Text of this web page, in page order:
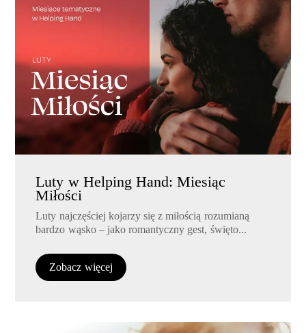
Luty w Helping Hand: Miesiąc
Miłości
Luty najczęściej kojarzy się z miłością rozumianą
bardzo wąsko – jako romantyczny gest, święto...
Zobacz więcej